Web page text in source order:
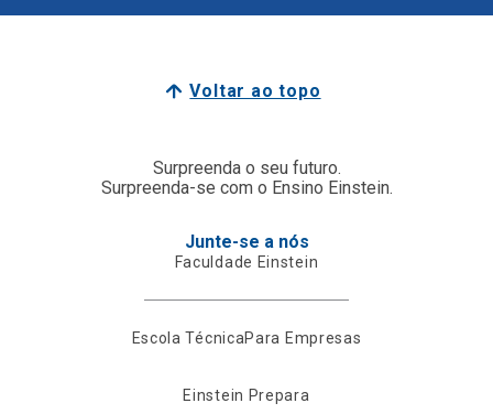
Voltar ao topo
Surpreenda o seu futuro.
Surpreenda-se com o Ensino Einstein.
Junte-se a nós
Faculdade Einstein
Escola TécnicaPara Empresas
Einstein Prepara